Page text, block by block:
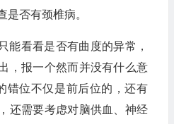
是否有颈椎病。
能看看是否有曲度的异常，
，报一个然而并没有什么意
错位不仅是前后位的，还有
还需要考虑对脑供血、神经